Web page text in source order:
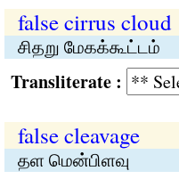
false cirrus cloud
சிதறு மேகக்கூட்டம்
:
false cleavage
தள மென்பிளவு